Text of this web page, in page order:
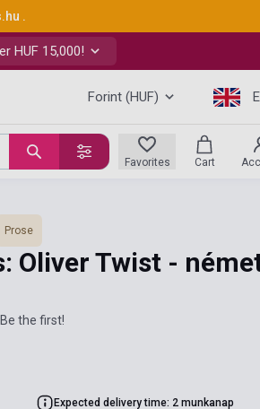
.
HUF 15,000!
Forint (HUF)
Favorites Cart
Prose
Oliver Twist -
the first!
Expected delivery time: 2 munkanap